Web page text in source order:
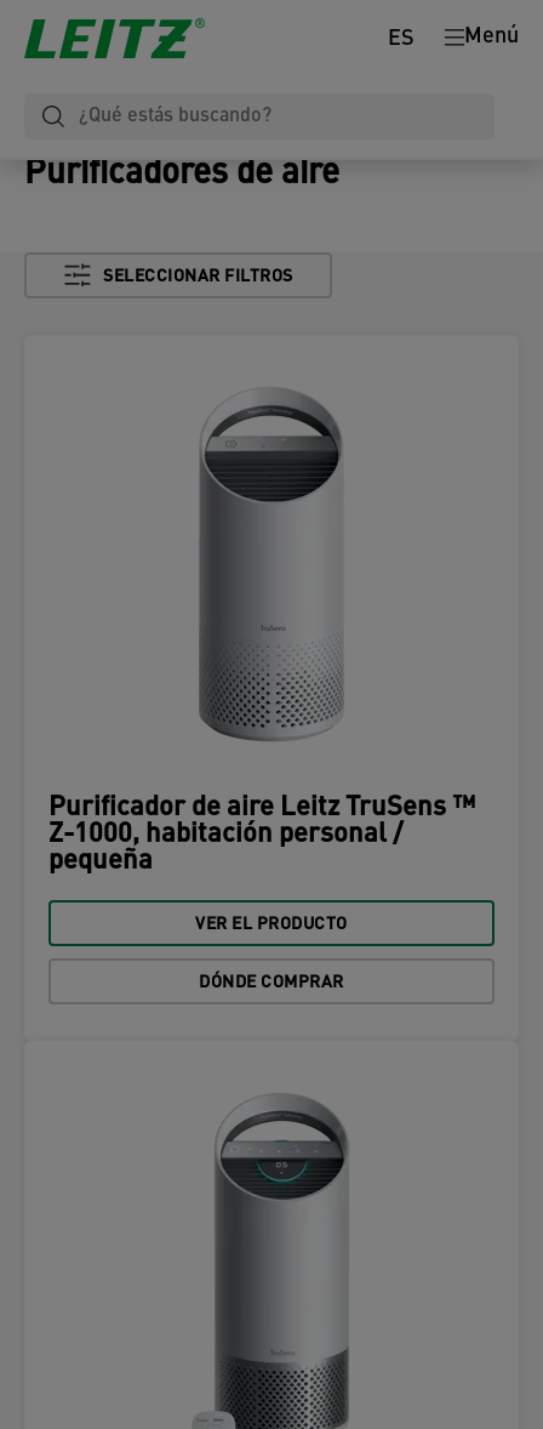
Menú
ES
Purificadores de aire
SELECCIONAR FILTROS
Purificador de aire Leitz TruSens ™
Z-1000, habitación personal /
pequeña
VER EL PRODUCTO
DÓNDE COMPRAR